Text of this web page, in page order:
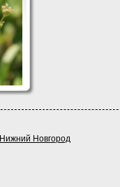
Нижний Новгород